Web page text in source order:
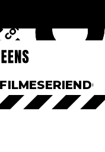
FILMESERIEN